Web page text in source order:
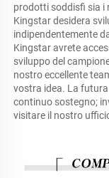
prodotti soddisfi sia i
Kingstar desidera
indipendentemente
Kingstar avrete
sviluppo del
nostro eccellente
vostra idea. La
continuo sostegno;
visitare il nostro